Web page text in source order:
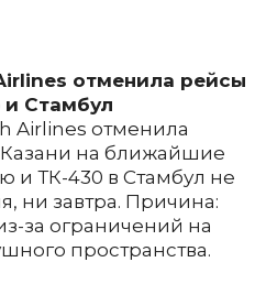
отменила рейсы
и Стамбул
Airlines отменила
на ближайшие
и ТК-430 в Стамбул не
ни завтра. Причина:
за ограничений на
пространства.